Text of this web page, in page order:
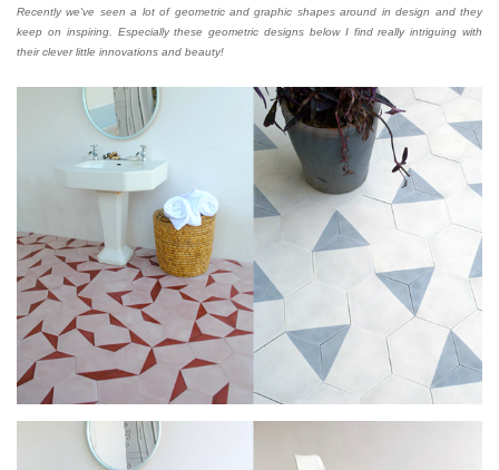
Recently we've seen a lot of geometric and graphic shapes around in design and they
keep on inspiring. Especially these geometric designs below I find really intriguing with
their clever little innovations and beauty!